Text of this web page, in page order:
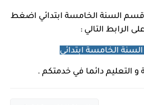
قسم السنة الخامسة ابتدائي اضغط
الرابط التالي :
الخامسة ابتدائي
و التعليم دائما في خدمتكم .